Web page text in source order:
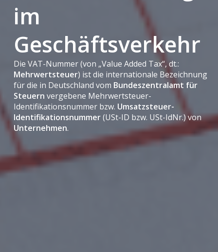
im
Geschäftsverkehr
Die VAT-Nummer (von „Value Added Tax“, dt.:
Mehrwertsteuer) ist die internationale Bezeichnung
für die in Deutschland vom Bundeszentralamt für
Steuern vergebene Mehrwertsteuer-
Identifikationsnummer bzw. Umsatzsteuer-
Identifikationsnummer(USt-ID bzw. USt-IdNr.) von
Unternehmen.